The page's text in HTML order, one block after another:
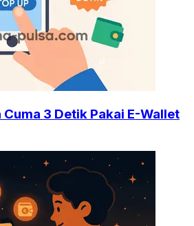
Cuma 3 Detik Pakai E-Wallet